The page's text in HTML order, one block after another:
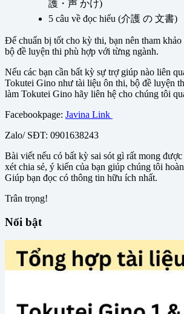
護・声 かけ)
5 câu về đọc hiểu (介護 の 文書)
Để chuẩn bị tốt cho kỳ thi, bạn nên tham
bộ đề luyện thi phù hợp với từng ngành.
Nếu các bạn cần bất kỳ sự trợ giúp nào liên
Tokutei Gino như tài liệu ôn thi, bộ đề luyện
làm Tokutei Gino hãy liên hệ cho chúng tôi
Facebookpage: Javina Link
Zalo/ SĐT: 0901638243
Bài viết nếu có bất kỳ sai sót gì rất mong
xét chia sẻ, ý kiến của bạn giúp chúng tôi
Giúp bạn đọc có thông tin hữu ích nhất.
Trân trọng!
Nổi bật